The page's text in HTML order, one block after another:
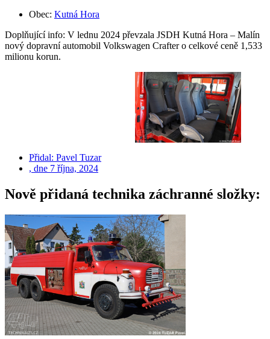
Obec: Kutná Hora
Doplňující info: V lednu 2024 převzala JSDH Kutná Hora – Malín
nový dopravní automobil Volkswagen Crafter o celkové ceně 1,533
milionu korun.
Přidal: Pavel Tuzar
, dne 7 října, 2024
Nově přidaná technika záchranné složky: